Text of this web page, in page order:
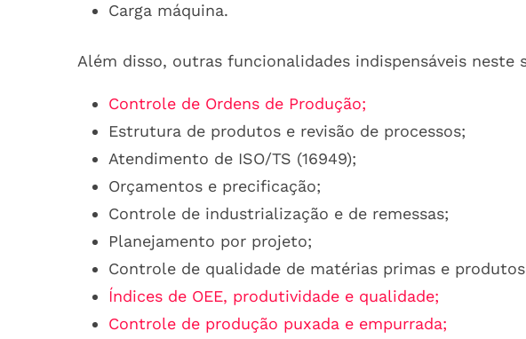
Carga máquina.
Além disso, outras funcionalidades indispensáveis neste
Controle de Ordens de Produção;
Estrutura de produtos e revisão de processos;
Atendimento de ISO/TS (16949);
Orçamentos e precificação;
Controle de industrialização e de remessas;
Planejamento por projeto;
Controle de qualidade de matérias primas e
Índices de OEE, produtividade e qualidade;
Controle de produção puxada e empurrada;